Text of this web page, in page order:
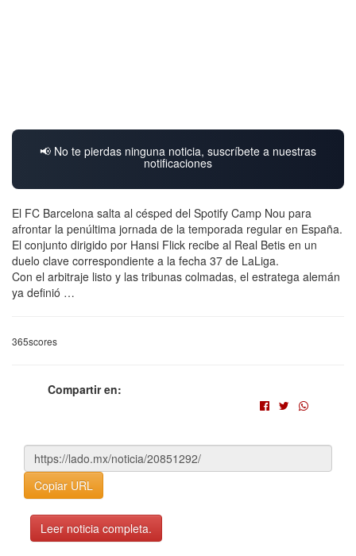
📢 No te pierdas ninguna noticia, suscríbete a nuestras
notificaciones
El FC Barcelona salta al césped del Spotify Camp Nou para
afrontar la penúltima jornada de la temporada regular en España.
El conjunto dirigido por Hansi Flick recibe al Real Betis en un
duelo clave correspondiente a la fecha 37 de LaLiga.
Con el arbitraje listo y las tribunas colmadas, el estratega alemán
ya definió …
365scores
Compartir en:
Copiar URL
Leer noticia completa.